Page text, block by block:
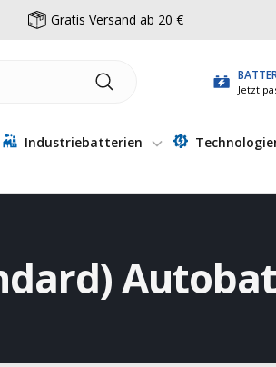
Gratis Versand ab 20 €
Jetzt
Industriebatterien